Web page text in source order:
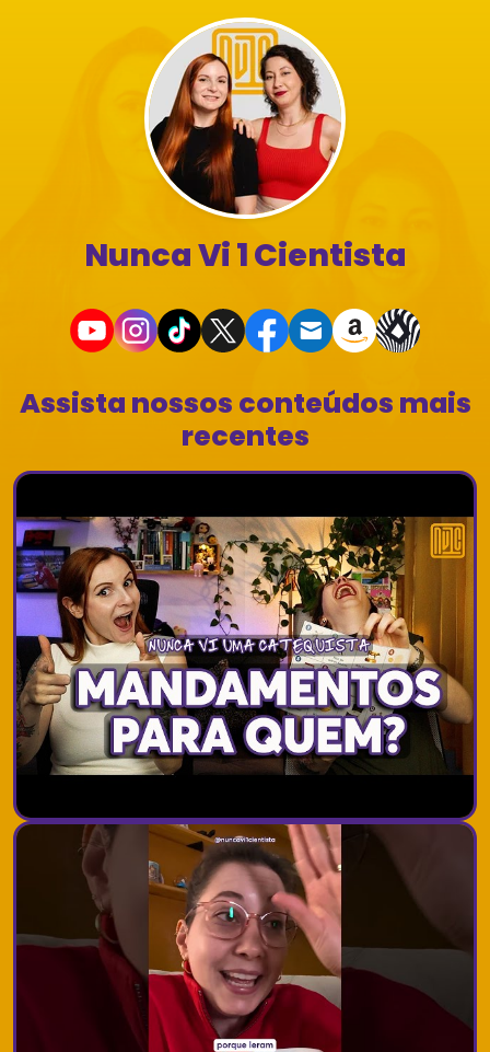
Nunca Vi 1 Cientista
Assista nossos conteúdos mais
recentes